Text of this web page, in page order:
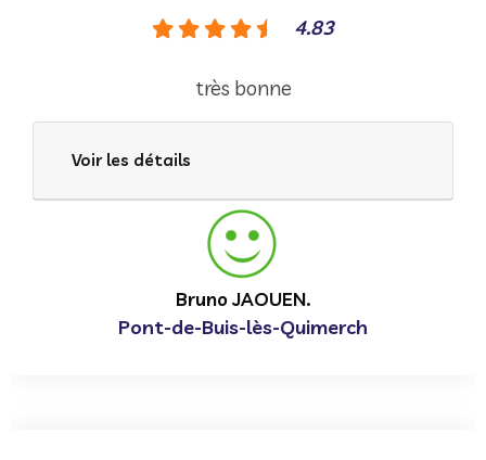
4.83
très bonne
Voir les détails
Bruno JAOUEN.
Pont-de-Buis-lès-Quimerch